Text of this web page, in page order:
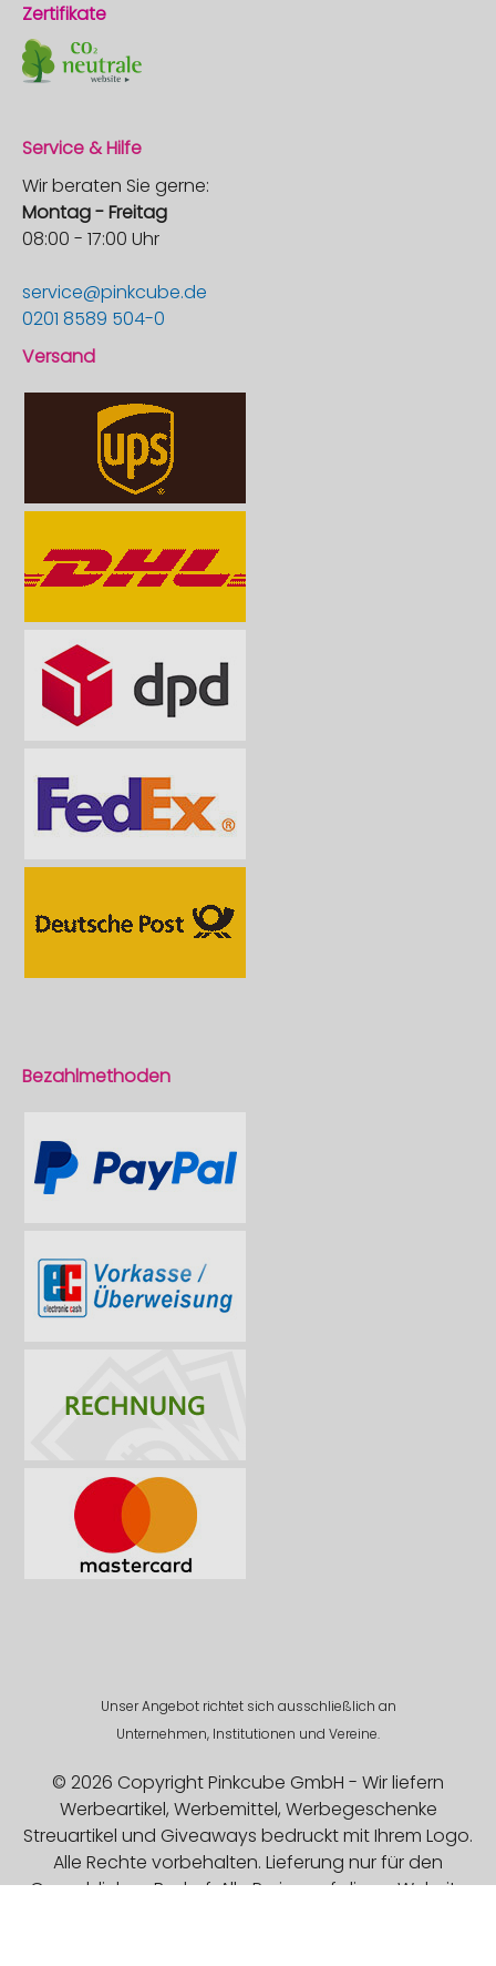
Zertifikate
Service & Hilfe
Wir beraten Sie gerne:
Montag - Freitag
08:00 - 17:00 Uhr
service@pinkcube.de
0201 8589 504-0
Versand
Bezahlmethoden
Unser Angebot richtet sich ausschließlich an
Unternehmen, Institutionen und Vereine.
© 2026 Copyright Pinkcube GmbH - Wir liefern
Werbeartikel, Werbemittel, Werbegeschenke
Streuartikel und Giveaways bedruckt mit Ihrem Logo.
Alle Rechte vorbehalten. Lieferung nur für den
Gewerblichen Bedarf. Alle Preise auf dieser Website